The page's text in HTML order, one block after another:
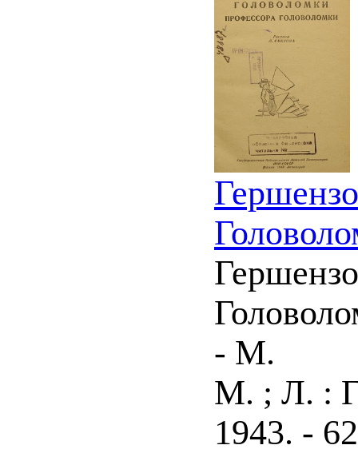
- М.
М. ; Л. :
1943. -